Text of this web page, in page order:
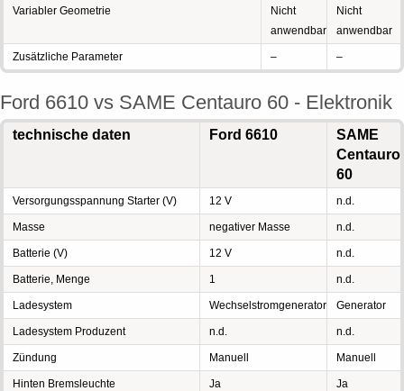
Variabler Geometrie
Nicht
anwendbar
Nicht
anwendbar
Zusätzliche Parameter – –
Ford 6610 vs SAME Centauro 60 - Elektronik
technische daten Ford 6610
SAME
Centauro
60
Versorgungsspannung Starter (V) 12 V n.d.
Masse negativer Masse n.d.
Batterie (V) 12 V n.d.
Batterie, Menge 1 n.d.
Ladesystem Wechselstromgenerator Generator
Ladesystem Produzent n.d. n.d.
Zündung Manuell Manuell
Hinten Bremsleuchte Ja Ja